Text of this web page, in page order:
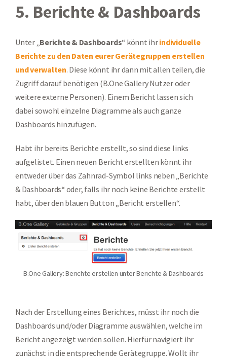
5. Berichte & Dashboards
Unter „ Berichte & Dashboards“ könnt ihrindividuelle
Berichte zu den Daten eurer Gerätegruppen erstellen
und verwalten. Diese könnt ihr dann mit allen teilen, die
Zugriff darauf benötigen (B.One Gallery Nutzer oder
weitere externe Personen). Einem Bericht lassen sich
dabei sowohl einzelne Diagramme als auch ganze
Dashboards hinzufügen.
Habt ihr bereits Berichte erstellt, so sind diese links
aufgelistet. Einen neuen Bericht erstellten könnt ihr
entweder über das Zahnrad-Symbol links neben „Berichte
& Dashboards“ oder, falls ihr noch keine Berichte erstellt
habt, über den blauen Button „Bericht erstellen“.
B.One Gallery: Berichte erstellen unter Berichte & Dashboards
Nach der Erstellung eines Berichtes, müsst ihr noch die
Dashboards und/oder Diagramme auswählen, welche im
Bericht angezeigt werden sollen. Hierfür navigiert ihr
zunächst in die entsprechende Gerätegruppe. Wollt ihr